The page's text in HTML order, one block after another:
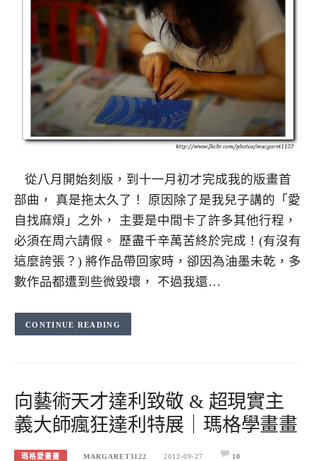
從八月開始刻版，到十一月初才完成我的版畫首
部曲， 真是拖太久了！ 原因除了是我兒子講的「愛
自找麻煩」之外， 主要是中間卡了許多其他行程，
必須在周六請假。 歷盡千辛萬苦終於完成！(有沒有
這麼誇張？) 將作品帶回家時，卻因為油墨未乾，多
數作品都遭到些微毀壞， 不過我還…
CONTINUE READING
向藝術天才達利致敬 & 超現實主
義大師瘋狂達利特展｜瑪格學畫畫
瑪格愛畫畫 MARGARET1122 2012-09-27 10